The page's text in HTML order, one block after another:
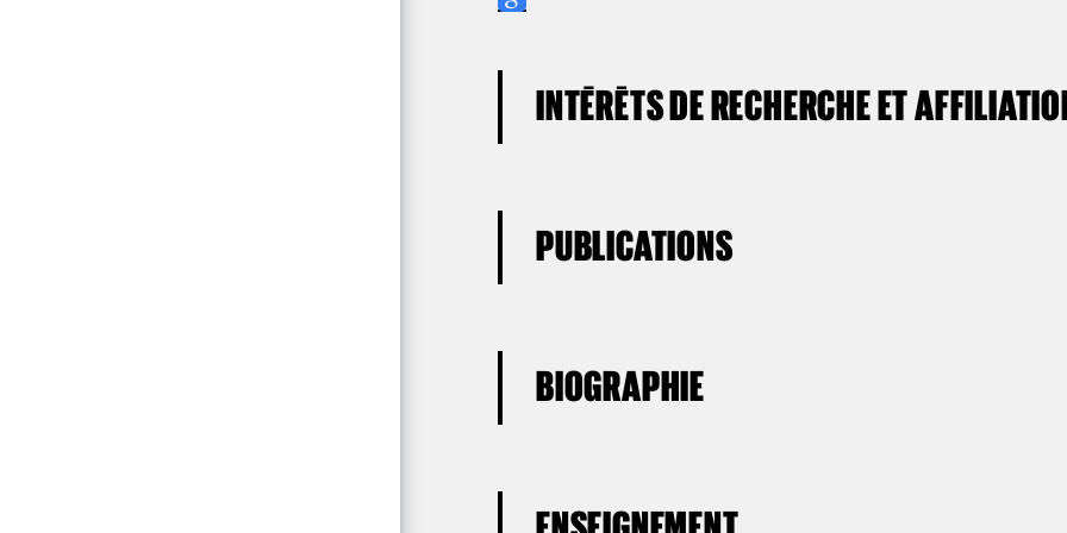
INTÉRÊTS DE RECHERCHE ET
PUBLICATIONS
BIOGRAPHIE